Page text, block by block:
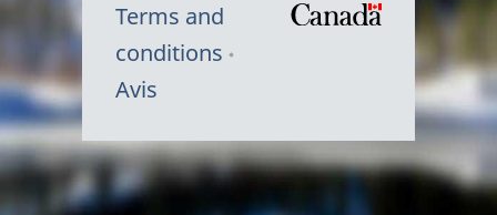
Terms and
conditions
Avis
Symbole
du
Canada